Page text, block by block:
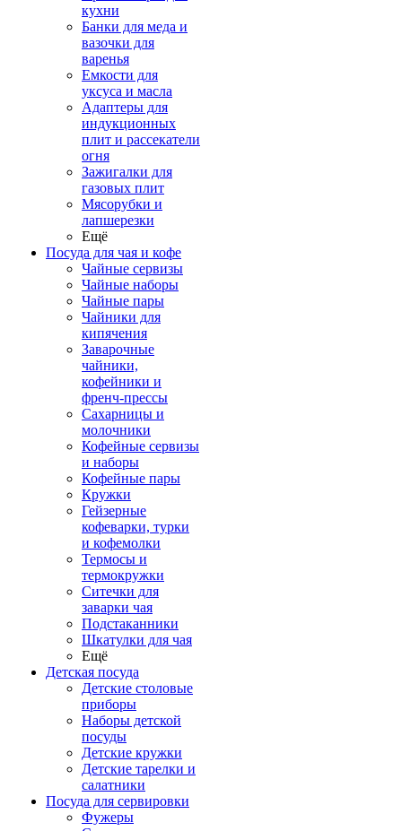
кухни
Банки для меда и
вазочки для
варенья
Емкости для
уксуса и масла
Адаптеры для
индукционных
плит и рассекатели
огня
Зажигалки для
газовых плит
Мясорубки и
лапшерезки
Ещё
Посуда для чая и кофе
Чайные сервизы
Чайные наборы
Чайные пары
Чайники для
кипячения
Заварочные
чайники,
кофейники и
френч-прессы
Сахарницы и
молочники
Кофейные сервизы
и наборы
Кофейные пары
Кружки
Гейзерные
кофеварки, турки
и кофемолки
Термосы и
термокружки
Ситечки для
заварки чая
Подстаканники
Шкатулки для чая
Ещё
Детская посуда
Детские столовые
приборы
Наборы детской
посуды
Детские кружки
Детские тарелки и
салатники
Посуда для сервировки
Фужеры